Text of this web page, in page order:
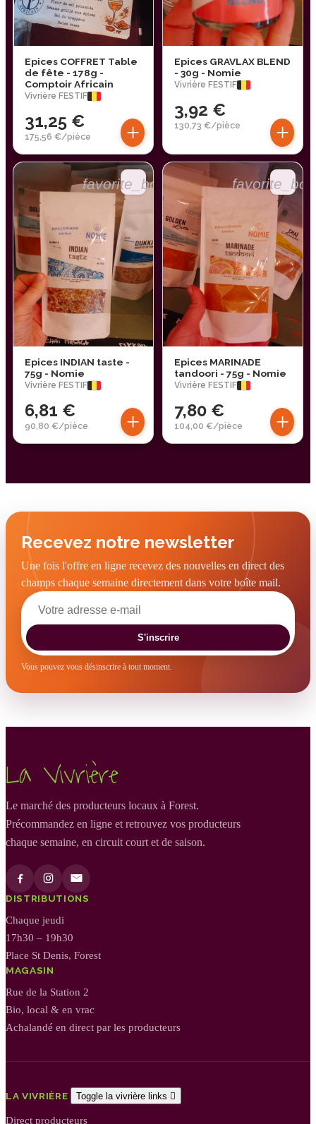
Epices COFFRET Table
de fête - 178g -
Comptoir Africain
Vivrière FESTIF
31,25 €
175,56 €/pièce +
Epices GRAVLAX BLEND
- 30g - Nomie
Vivrière FESTIF
3,92 €
130,73 €/pièce +
favorite_border
Epices INDIAN taste -
75g - Nomie
Vivrière FESTIF
6,81 €
90,80 €/pièce +
Epices MARINADE
tandoori - 75g - Nomie
Vivrière FESTIF
7,80 €
104,00 €/pièce +
Recevez notre newsletter
Une fois l'offre en ligne recevez des nouvelles en direct des
champs chaque semaine directement dans votre boîte mail.
S'inscrire
Vous pouvez vous désinscrire à tout moment.
La Vivrière
Le marché des producteurs locaux à Forest.
Précommandez en ligne et retrouvez vos producteurs
chaque semaine, en circuit court et de saison.
DISTRIBUTIONS
Chaque jeudi
17h30 – 19h30
Place St Denis, Forest
MAGASIN
Rue de la Station 2
Bio, local & en vrac
Achalandé en direct par les producteurs
LA VIVRIÈRE Toggle la vivrière links 
Direct producteurs